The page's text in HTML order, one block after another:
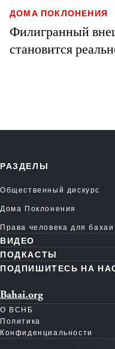
ДОМА ПОКЛОНЕНИЯ
Филигранный
становится
РАЗДЕЛЫ
Общественный дискурс
Дома Поклонения
Права человека для бахаи
ВИДЕО
ПОДКАСТЫ
ПОДПИШИТЕСЬ НА
Bahai.org
О ВСНБ
Политика
Конфиденциальности